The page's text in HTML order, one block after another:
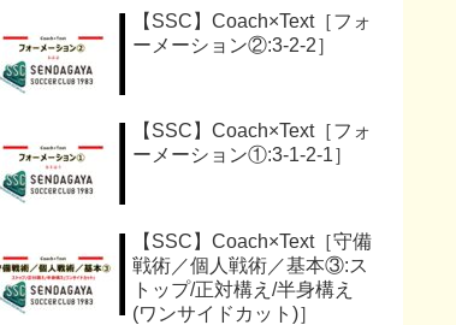
【SSC】Coach×Text［フォ
ーメーション②:3-2-2］
【SSC】Coach×Text［フォ
ーメーション①:3-1-2-1］
【SSC】Coach×Text［守備
戦術／個人戦術／基本③:ス
トップ/正対構え/半身構え
(ワンサイドカット)］